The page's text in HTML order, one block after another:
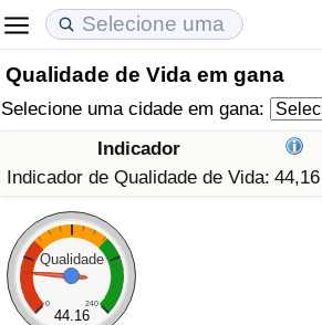
Qualidade de Vida em gana
Selecione uma cidade em gana:
Indicador
Indicador de Qualidade de Vida: 44,16
Qualidade
0 240
44.16
Custo de Vida
Indicador de Custo de Vida (Atual)
Indicador de Custo de Vida
Indicador de Custo de Vida Por País
em Aqaba
Preços de Imóveis
Indicador de Preços de Imóveis
Indicador de Preços de Imóveis
Indicador de Preços de Imóveis por
Qualidade de Vida
Indicador de Qualidade de Vida
Indicador de Qualidade de Vida
Índice de qualidade de vida por país
Crime